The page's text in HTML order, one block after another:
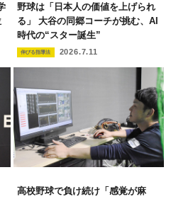
野球は「日本人の価値を上げられ
る」 大谷の同郷コーチが挑む、AI
時代の“スター誕生”
伸びる指導法 2026.7.11
高校野球で負け続け「感覚が麻